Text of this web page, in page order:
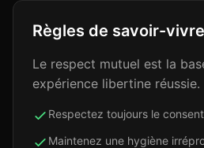
Règles de savoir-vivre
Le respect mutuel est la
expérience libertine réussie.
Respectez toujours le
Maintenez une hygiène